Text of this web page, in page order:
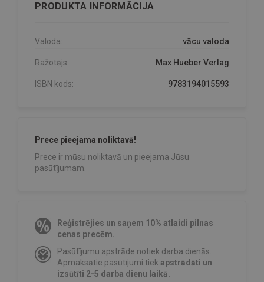
PRODUKTA INFORMĀCIJA
Valoda: vācu valoda
Ražotājs: Max Hueber Verlag
ISBN kods: 9783194015593
Prece pieejama noliktavā!
Prece ir mūsu noliktavā un pieejama Jūsu
pasūtījumam.
Reģistrējies un saņem 10% atlaidi pilnas
cenas precēm.
Pasūtījumu apstrāde notiek darba dienās.
Apmaksātie pasūtījumi tiek apstrādāti un
izsūtīti 2-5 darba dienu laikā.